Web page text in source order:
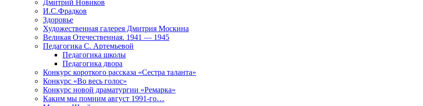
Дмитрий Новиков
И.С.Фрадков
Здоровье
Художественная галерея Дмитрия Москина
Великая Отечественная. 1941 — 1945
Педагогика С. Артемьевой
Педагогика школы
Педагогика двора
Конкурс короткого рассказа «Сестра таланта»
Конкурс «Во весь голос»
Конкурс новой драматургии «Ремарка»
Каким мы помним август 1991-го…